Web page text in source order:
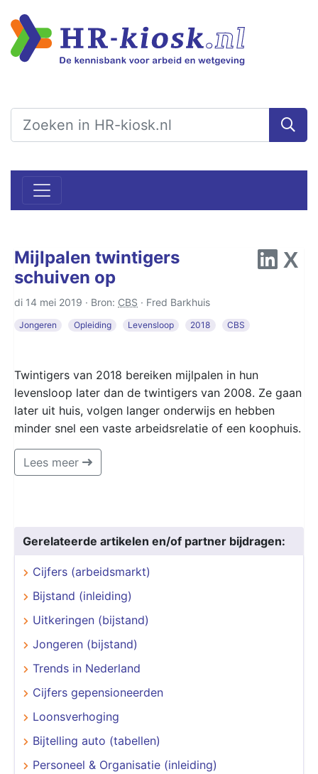
Mijlpalen twintigers
schuiven op
di 14 mei 2019 · Bron: CBS · Fred Barkhuis
Jongeren Opleiding Levensloop 2018 CBS
Twintigers van 2018 bereiken mijlpalen in hun
levensloop later dan de twintigers van 2008. Ze gaan
later uit huis, volgen langer onderwijs en hebben
minder snel een vaste arbeidsrelatie of een koophuis.
Lees meer
Gerelateerde artikelen en/of partner bijdragen:
Cijfers (arbeidsmarkt)
Bijstand (inleiding)
Uitkeringen (bijstand)
Jongeren (bijstand)
Trends in Nederland
Cijfers gepensioneerden
Loonsverhoging
Bijtelling auto (tabellen)
Personeel & Organisatie (inleiding)